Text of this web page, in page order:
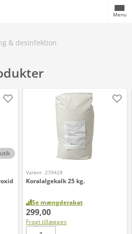
Menu
& desinfektion
Varenr. 270428
Koralalgekalk 25 kg.
Se mængderabat
299,00
Fragt tillægges